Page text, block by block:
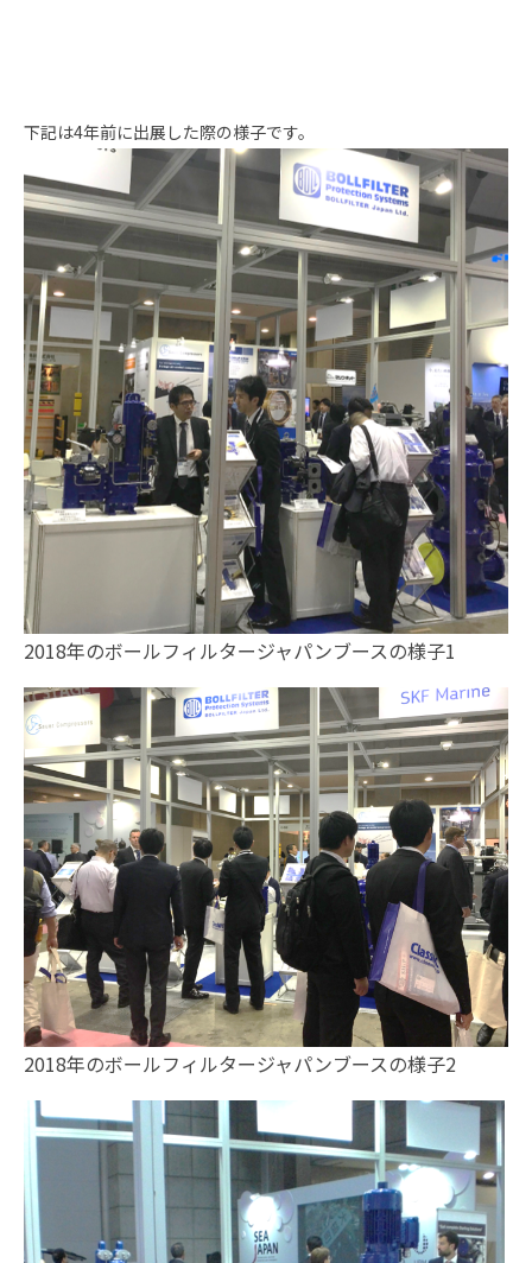
下記は4年前に出展した際の様子です。
2018年のボールフィルタージャパンブースの様子1
2018年のボールフィルタージャパンブースの様子2